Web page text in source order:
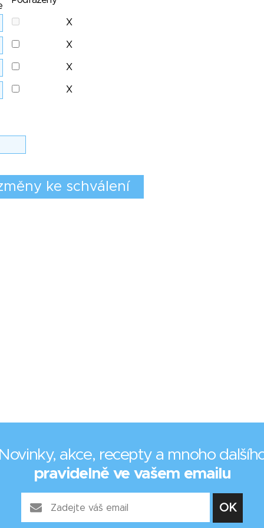
X
X
X
X
akce, recepty a mnoho
pravidelně ve vašem emailu